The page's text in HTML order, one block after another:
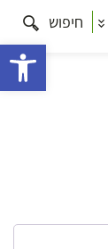
חיפוש